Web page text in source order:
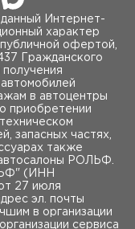
Интернет-
характер
офертой,
Гражданского
в автоцентры
приобретении
запасных частях,
также
РОЛЬФ.
(ИНН
27 июля
эл. почты
в организации
сервиса